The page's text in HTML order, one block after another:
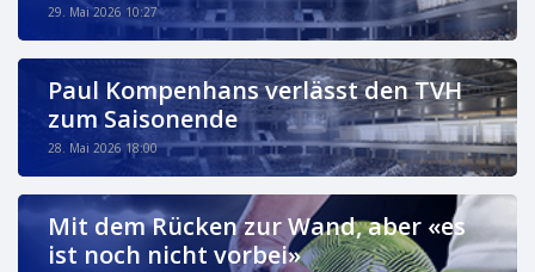
29. Mai 2026 10:27
Paul Kompenhans verlässt den TVH
zum Saisonende
28. Mai 2026 18:00
Mit dem Rücken zur Wand, aber «es
ist noch nicht vorbei»